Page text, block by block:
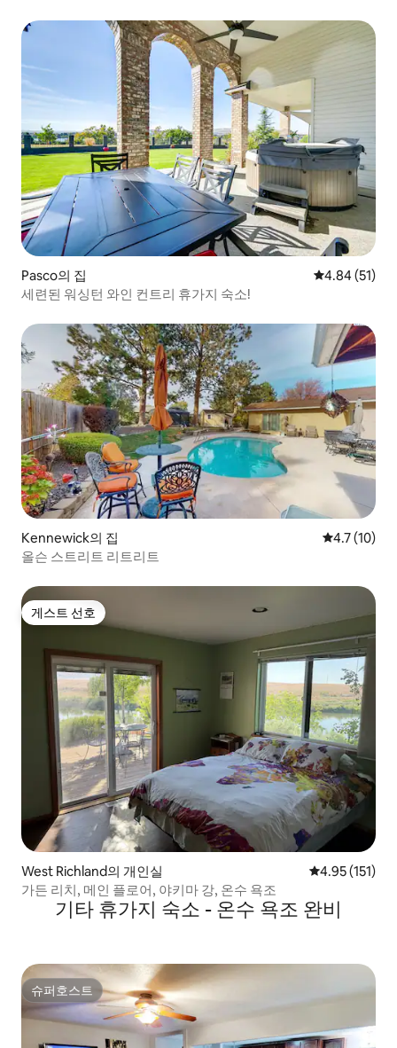
Pasco의 집 평점 4.84점
4.84 (51)
세련된 워싱턴 와인 컨트리 휴가지 숙소!
Kennewick의 집 평점 4.7점
4.7 (10)
올슨 스트리트 리트리트
게스트 선호
게스트 선호
West Richland의 개인실 평점 4.95점(5
4.95 (151)
가든 리치, 메인 플로어, 야키마 강, 온수 욕조
기타 휴가지 숙소 - 온수 욕조 완비
슈퍼호스트
슈퍼호스트